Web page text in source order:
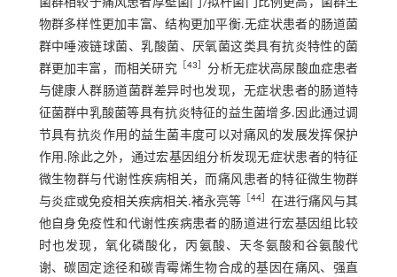
菌群相较于痛风患者厚壁菌门/拟杆菌门比例更高，菌群生
物群多样性更加丰富、结构更加平衡.无症状患者的肠道菌
群中唾液链球菌、乳酸菌、厌氧菌这类具有抗炎特性的菌
群更加丰富，而相关研究
43 ］分析无症状高尿酸血症患者
与健康人群肠道菌群差异时也发现，无症状患者的肠道特
征菌群中乳酸菌等具有抗炎特征的益生菌增多.因此通过调
节具有抗炎作用的益生菌丰度可以对痛风的发展发挥保护
作用.除此之外，通过宏基因组分析发现无症状患者的特征
微生物群与代谢性疾病相关，而痛风患者的特征微生物群
与炎症或免疫相关疾病相关.褚永亮等 ［44 ］在进行痛风与其
他自身免疫性和代谢性疾病患者的肠道进行宏基因组比较
时也发现，氧化磷酸化，丙氨酸、天冬氨酸和谷氨酸代
谢、碳固定途径和碳青霉烯生物合成的基因在痛风、强直